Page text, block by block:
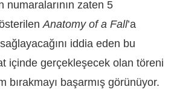
numaralarının zaten 5
Anatomy of a Fall’a
iddia eden bu
içinde gerçekleşecek olan töreni
bırakmayı başarmış görünüyor.